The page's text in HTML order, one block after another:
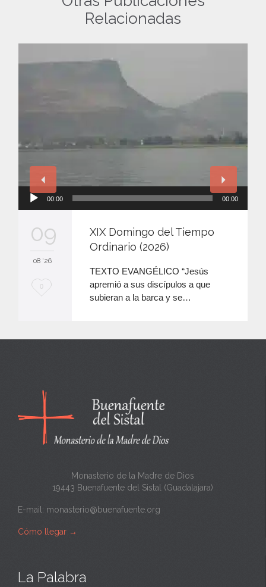
Relacionadas
00:00 00:00
09
08 '26
M
n
a
0
XIX Domingo del Tiempo
Ordinario (2026)
TEXTO EVANGÉLICO “Jesús
apremió a sus discípulos a que
subieran a la barca y se…
Monasterio de la Madre de Dios
19443 Buenafuente del Sistal (Guadalajara)
E-mail: monasterio@buenafuente.org
Cómo llegar →
La Palabra